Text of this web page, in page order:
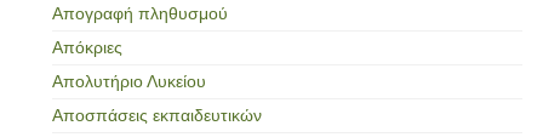
Απογραφή πληθυσμού
Απόκριες
Απολυτήριο Λυκείου
Αποσπάσεις εκπαιδευτικών